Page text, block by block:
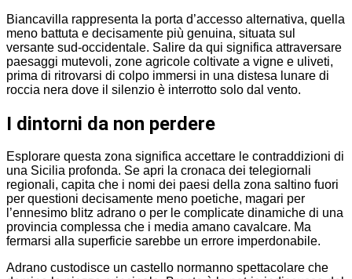
Biancavilla rappresenta la porta d’accesso alternativa, quella
meno battuta e decisamente più genuina, situata sul
versante sud-occidentale. Salire da qui significa attraversare
paesaggi mutevoli, zone agricole coltivate a vigne e uliveti,
prima di ritrovarsi di colpo immersi in una distesa lunare di
roccia nera dove il silenzio è interrotto solo dal vento.
I dintorni da non perdere
Esplorare questa zona significa accettare le contraddizioni di
una Sicilia profonda. Se apri la cronaca dei telegiornali
regionali, capita che i nomi dei paesi della zona saltino fuori
per questioni decisamente meno poetiche, magari per
l’ennesimo blitz adrano o per le complicate dinamiche di una
provincia complessa che i media amano cavalcare. Ma
fermarsi alla superficie sarebbe un errore imperdonabile.
Adrano custodisce un castello normanno spettacolare che